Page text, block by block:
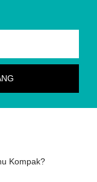
Kompak?